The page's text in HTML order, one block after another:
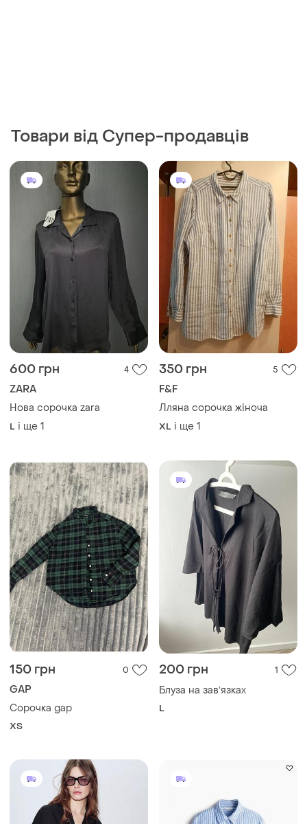
Товари від Супер-продавців
600 грн 4
ZARA
Нова сорочка zara
L і ще 1
350 грн 5
F&F
Лляна сорочка жіноча
XL і ще 1
150 грн 0
GAP
Сорочка gap
ХS
200 грн 1
Блуза на завʼязках
L